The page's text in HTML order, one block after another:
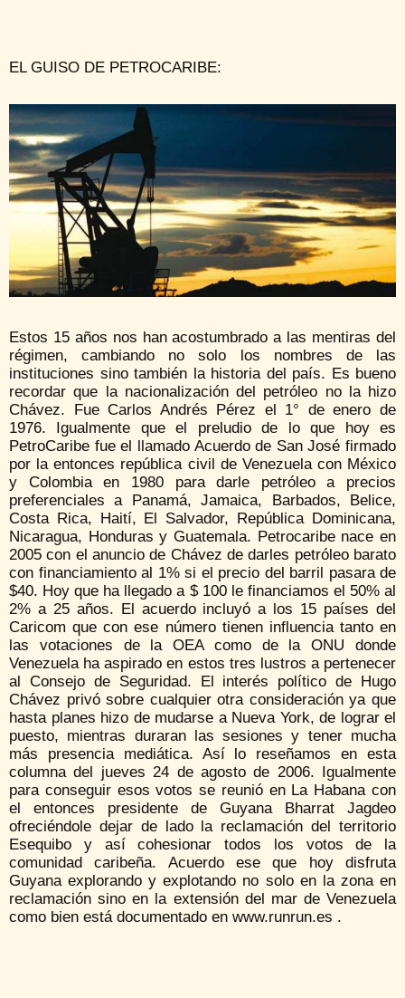
EL GUISO DE PETROCARIBE:
Estos 15 años nos han acostumbrado a las mentiras del
régimen, cambiando no solo los nombres de las
instituciones sino también la historia del país. Es bueno
recordar que la nacionalización del petróleo no la hizo
Chávez. Fue Carlos Andrés Pérez el 1° de enero de
1976. Igualmente que el preludio de lo que hoy es
PetroCaribe fue el llamado Acuerdo de San José firmado
por la entonces república civil de Venezuela con México
y Colombia en 1980 para darle petróleo a precios
preferenciales a Panamá, Jamaica, Barbados, Belice,
Costa Rica, Haití, El Salvador, República Dominicana,
Nicaragua, Honduras y Guatemala. Petrocaribe nace en
2005 con el anuncio de Chávez de darles petróleo barato
con financiamiento al 1% si el precio del barril pasara de
$40. Hoy que ha llegado a $ 100 le financiamos el 50% al
2% a 25 años. El acuerdo incluyó a los 15 países del
Caricom que con ese número tienen influencia tanto en
las votaciones de la OEA como de la ONU donde
Venezuela ha aspirado en estos tres lustros a pertenecer
al Consejo de Seguridad. El interés político de Hugo
Chávez privó sobre cualquier otra consideración ya que
hasta planes hizo de mudarse a Nueva York, de lograr el
puesto, mientras duraran las sesiones y tener mucha
más presencia mediática. Así lo reseñamos en esta
columna del jueves 24 de agosto de 2006. Igualmente
para conseguir esos votos se reunió en La Habana con
el entonces presidente de Guyana Bharrat Jagdeo
ofreciéndole dejar de lado la reclamación del territorio
Esequibo y así cohesionar todos los votos de la
comunidad caribeña. Acuerdo ese que hoy disfruta
Guyana explorando y explotando no solo en la zona en
reclamación sino en la extensión del mar de Venezuela
como bien está documentado en www.runrun.es .